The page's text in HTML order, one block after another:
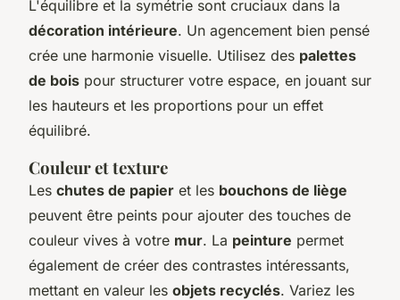
L'équilibre et la symétrie sont cruciaux dans la
décoration intérieure. Un agencement bien pensé
crée une harmonie visuelle. Utilisez des palettes
de bois pour structurer votre espace, en jouant sur
les hauteurs et les proportions pour un effet
équilibré.
Couleur et texture
Les chutes de papier et les bouchons de liège
peuvent être peints pour ajouter des touches de
couleur vives à votre mur. La peinture permet
également de créer des contrastes intéressants,
mettant en valeur les objets recyclés. Variez les